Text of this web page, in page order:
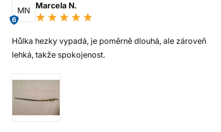
MN
6
Marcela N.
Hůlka hezky vypadá, je poměrně dlouhá, ale zároveň
lehká, takže spokojenost.